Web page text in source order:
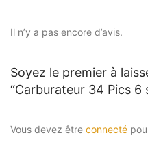
Il n’y a pas encore d’avis.
Soyez le premier à
“Carburateur 34 Pics 6
Vous devez être connecté